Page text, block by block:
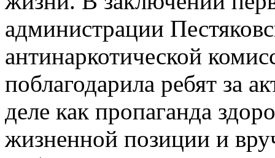
администрации
антинаркотической
поблагодарила ребят за
деле как пропаганда
жизненной позиции и